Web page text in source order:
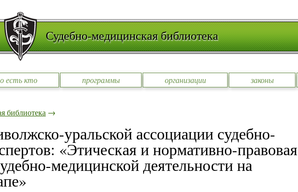
Судебно-медицинская библиотека
есть кто программы организации законы
библиотека →
уральской ассоциации судебно-
«Этическая и нормативно-правовая
медицинской деятельности на